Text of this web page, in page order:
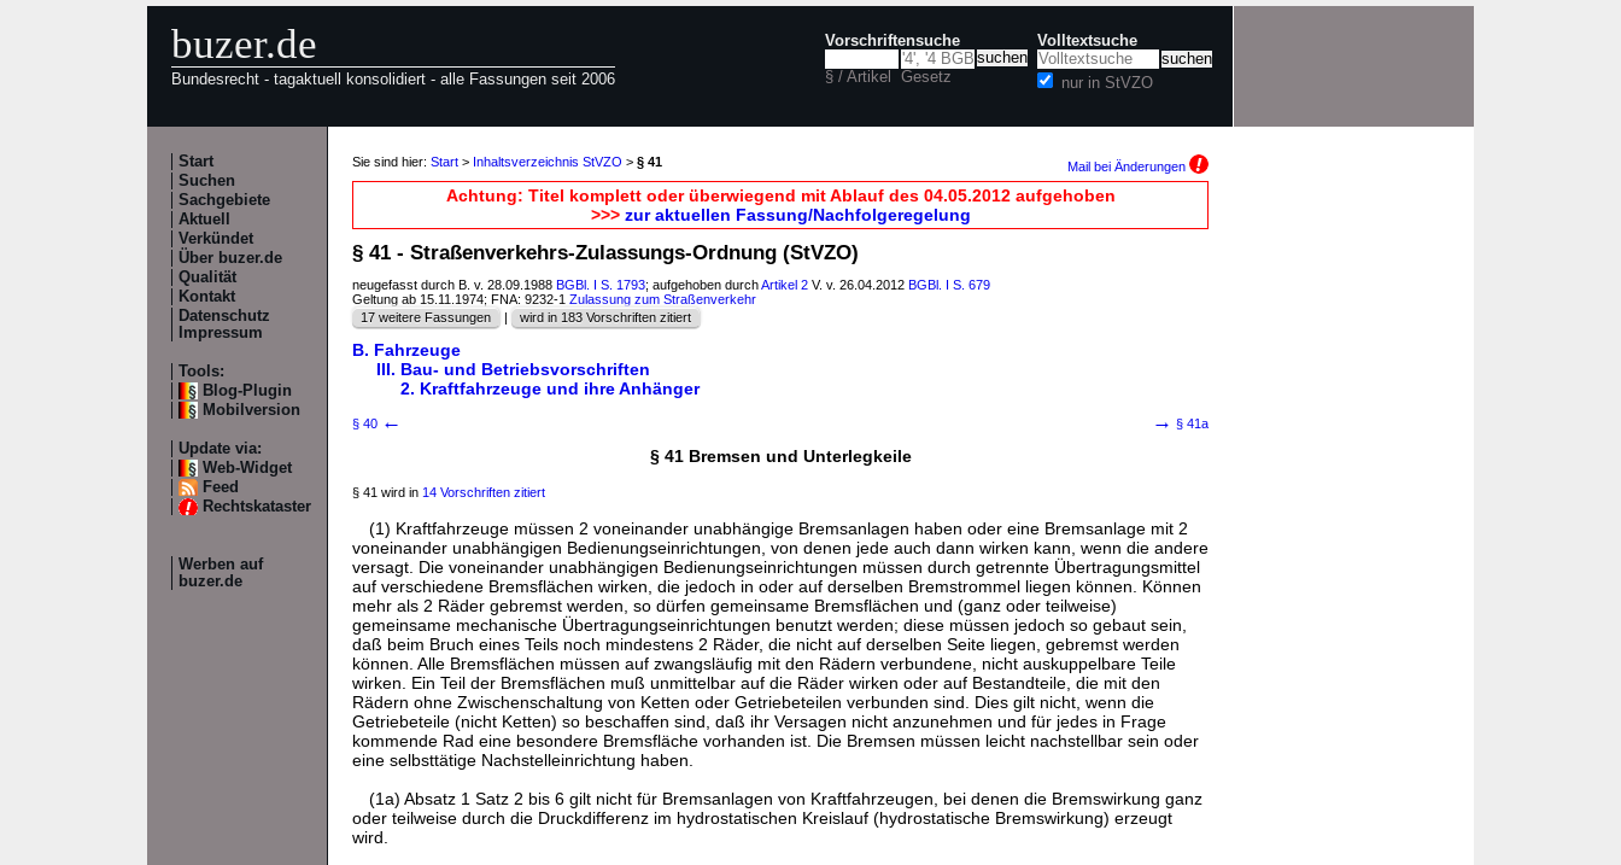
buzer.de
Bundesrecht - tagaktuell konsolidiert - alle Fassungen seit 2006
Vorschriftensuche
§ / Artikel Gesetz
Volltextsuche
nur in StVZO
Start
Suchen
Sachgebiete
Aktuell
Verkündet
Über buzer.de
Qualität
Kontakt
Datenschutz
Impressum
Tools:
Blog-Plugin
Mobilversion
Update via:
Web-Widget
Feed
Rechtskataster
Werben auf
buzer.de
Sie sind hier: Start > Inhaltsverzeichnis StVZO > § 41 Mail bei Änderungen
Achtung: Titel komplett oder überwiegend mit Ablauf des 04.05.2012 aufgehoben
>>> zur aktuellen Fassung/Nachfolgeregelung
§ 41 - Straßenverkehrs-Zulassungs-Ordnung (StVZO)
neugefasst durch B. v. 28.09.1988 BGBl. I S. 1793; aufgehoben durchArtikel 2 V. v. 26.04.2012 BGBl. I S. 679
Geltung ab 15.11.1974; FNA: 9232-1 Zulassung zum Straßenverkehr
17 weitere Fassungen
| wird in 183 Vorschriften zitiert
B. Fahrzeuge
III. Bau- und Betriebsvorschriften
2. Kraftfahrzeuge und ihre Anhänger
§ 40 ← → § 41a
§ 41 Bremsen und Unterlegkeile
§ 41 wird in 14 Vorschriften zitiert
(1) Kraftfahrzeuge müssen 2 voneinander unabhängige Bremsanlagen haben oder eine Bremsanlage mit 2
voneinander unabhängigen Bedienungseinrichtungen, von denen jede auch dann wirken kann, wenn die andere
versagt. Die voneinander unabhängigen Bedienungseinrichtungen müssen durch getrennte Übertragungsmittel
auf verschiedene Bremsflächen wirken, die jedoch in oder auf derselben Bremstrommel liegen können. Können
mehr als 2 Räder gebremst werden, so dürfen gemeinsame Bremsflächen und (ganz oder teilweise)
gemeinsame mechanische Übertragungseinrichtungen benutzt werden; diese müssen jedoch so gebaut sein,
daß beim Bruch eines Teils noch mindestens 2 Räder, die nicht auf derselben Seite liegen, gebremst werden
können. Alle Bremsflächen müssen auf zwangsläufig mit den Rädern verbundene, nicht auskuppelbare Teile
wirken. Ein Teil der Bremsflächen muß unmittelbar auf die Räder wirken oder auf Bestandteile, die mit den
Rädern ohne Zwischenschaltung von Ketten oder Getriebeteilen verbunden sind. Dies gilt nicht, wenn die
Getriebeteile (nicht Ketten) so beschaffen sind, daß ihr Versagen nicht anzunehmen und für jedes in Frage
kommende Rad eine besondere Bremsfläche vorhanden ist. Die Bremsen müssen leicht nachstellbar sein oder
eine selbsttätige Nachstelleinrichtung haben.
(1a) Absatz 1 Satz 2 bis 6 gilt nicht für Bremsanlagen von Kraftfahrzeugen, bei denen die Bremswirkung ganz
oder teilweise durch die Druckdifferenz im hydrostatischen Kreislauf (hydrostatische Bremswirkung) erzeugt
wird.